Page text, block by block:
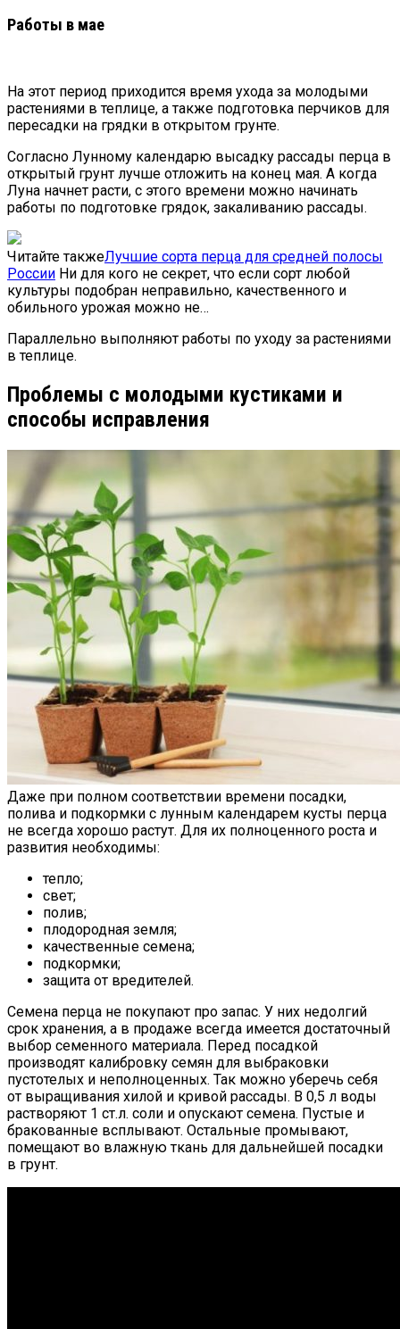
Работы в мае
На этот период приходится время ухода за молодыми
растениями в теплице, а также подготовка перчиков для
пересадки на грядки в открытом грунте.
Согласно Лунному календарю высадку рассады перца в
открытый грунт лучше отложить на конец мая. А когда
Луна начнет расти, с этого времени можно начинать
работы по подготовке грядок, закаливанию рассады.
Читайте такжеЛучшие сорта перца для средней полосы
России Ни для кого не секрет, что если сорт любой
культуры подобран неправильно, качественного и
обильного урожая можно не…
Параллельно выполняют работы по уходу за растениями
в теплице.
Проблемы с молодыми кустиками и
способы исправления
Даже при полном соответствии времени посадки,
полива и подкормки с лунным календарем кусты перца
не всегда хорошо растут. Для их полноценного роста и
развития необходимы:
тепло;
свет;
полив;
плодородная земля;
качественные семена;
подкормки;
защита от вредителей.
Семена перца не покупают про запас. У них недолгий
срок хранения, а в продаже всегда имеется достаточный
выбор семенного материала. Перед посадкой
производят калибровку семян для выбраковки
пустотелых и неполноценных. Так можно уберечь себя
от выращивания хилой и кривой рассады. В 0,5 л воды
растворяют 1 ст.л. соли и опускают семена. Пустые и
бракованные всплывают. Остальные промывают,
помещают во влажную ткань для дальнейшей посадки
в грунт.